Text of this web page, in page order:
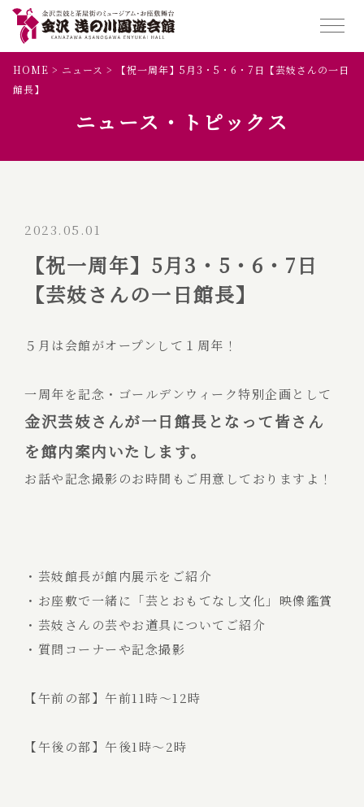
HOME > ニュース >
【祝一周年】5月3・5・6・7日【芸妓さんの一日
館長】
ニュース・トピックス
2023.05.01
【祝一周年】5月3・5・6・7日
【芸妓さんの一日館長】
５月は会館がオープンして１周年！
一周年を記念・ゴールデンウィーク特別企画として
金沢芸妓さんが一日館長となって皆さん
を館内案内いたします。
お話や記念撮影のお時間もご用意しておりますよ！
・芸妓館長が館内展示をご紹介
・お座敷で一緒に「芸とおもてなし文化」映像鑑賞
・芸妓さんの芸やお道具についてご紹介
・質問コーナーや記念撮影
【午前の部】午前11時～12時
【午後の部】午後1時～2時